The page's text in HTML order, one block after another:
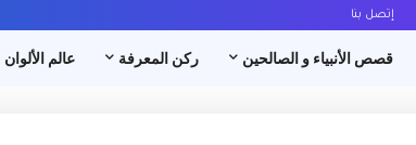
إتصل بنا
قصص الأنبياء و الصالحين ركن المعرفة عالم الألوان